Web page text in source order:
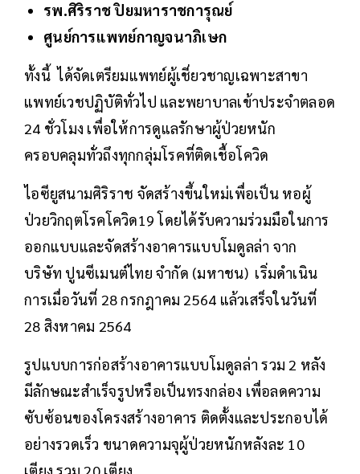
รพ.ศิริราช ปิยมหาราชการุณย์
ศูนย์การแพทย์กาญจนาภิเษก
ทั้งนี้ ได้จัดเตรียมแพทย์ผู้เชี่ยวชาญเฉพาะสาขา
แพทย์เวชปฏิบัติทั่วไป และพยาบาลเข้าประจำตลอด
24 ชั่วโมง เพื่อให้การดูแลรักษาผู้ป่วยหนัก
ครอบคลุมทั่วถึงทุกกลุ่มโรคที่ติดเชื้อโควิด
ไอซียูสนามศิริราช จัดสร้างขึ้นใหม่เพื่อเป็น หอผู้
ป่วยวิกฤตโรคโควิด19 โดยได้รับความร่วมมือในการ
ออกแบบและจัดสร้างอาคารแบบโมดูลล่า จาก
บริษัท ปูนซีเมนต์ไทย จำกัด (มหาชน) เริ่มดำเนิน
การเมื่อวันที่ 28 กรกฎาคม 2564 แล้วเสร็จในวันที่
28 สิงหาคม 2564
รูปแบบการก่อสร้างอาคารแบบโมดูลล่า รวม 2 หลัง
มีลักษณะสำเร็จรูปหรือเป็นทรงกล่อง เพื่อลดความ
ซับซ้อนของโครงสร้างอาคาร ติดตั้งและประกอบได้
อย่างรวดเร็ว ขนาดความจุผู้ป่วยหนักหลังละ 10